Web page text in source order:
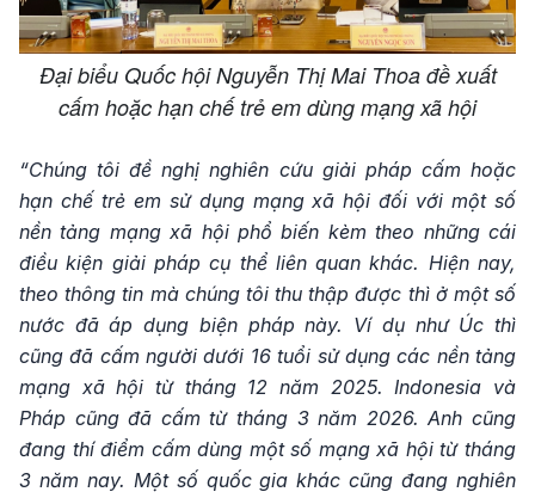
Đại biểu Quốc hội Nguyễn Thị Mai Thoa đề xuất
cấm hoặc hạn chế trẻ em dùng mạng xã hội
“Chúng tôi đề nghị nghiên cứu giải pháp cấm hoặc
hạn chế trẻ em sử dụng mạng xã hội đối với một số
nền tảng mạng xã hội phổ biến kèm theo những cái
điều kiện giải pháp cụ thể liên quan khác. Hiện nay,
theo thông tin mà chúng tôi thu thập được thì ở một số
nước đã áp dụng biện pháp này. Ví dụ như Úc thì
cũng đã cấm người dưới 16 tuổi sử dụng các nền tảng
mạng xã hội từ tháng 12 năm 2025. Indonesia và
Pháp cũng đã cấm từ tháng 3 năm 2026. Anh cũng
đang thí điểm cấm dùng một số mạng xã hội từ tháng
3 năm nay. Một số quốc gia khác cũng đang nghiên